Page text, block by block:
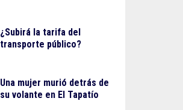
¿Subirá la tarifa del
transporte público?
Una mujer murió detrás de
su volante en El Tapatío